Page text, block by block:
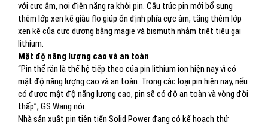
với cực âm, nơi điện năng ra khỏi pin. Cấu trúc pin mới bổ sung
thêm lớp xen kẽ giàu flo giúp ổn định phía cực âm, tăng thêm lớp
xen kẽ của cực dương bằng magie và bismuth nhằm triệt tiêu gai
lithium.
Mật độ năng lượng cao và an toàn
“Pin thể rắn là thế hệ tiếp theo của pin lithium ion hiện nay vì có
mật độ năng lượng cao và an toàn. Trong các loại pin hiện nay, nếu
có được mật độ năng lượng cao, pin sẽ có độ an toàn và vòng đời
thấp”, GS Wang nói.
Nhà sản xuất pin tiên tiến Solid Power đang có kế hoạch thử